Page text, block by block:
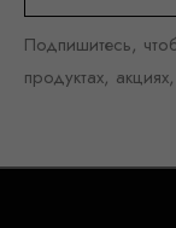
Подпишитесь,
продуктах,